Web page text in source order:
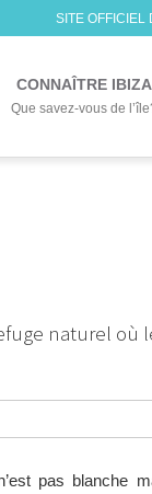
SITE OFFICIEL
CONNAÎTRE IBIZA
Que savez-vous de
naturel
pas blanche